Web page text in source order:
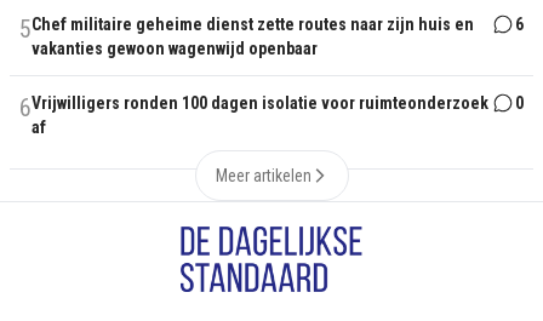
5Chef militaire geheime dienst zette routes naar zijn huis en
vakanties gewoon wagenwijd openbaar
6
6Vrijwilligers ronden 100 dagen isolatie voor ruimteonderzoek
af
0
Meer artikelen